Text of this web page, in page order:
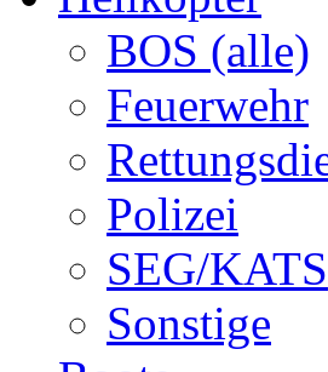
BOS (alle)
Feuerwehr
Polizei
SEG/KATS
Sonstige